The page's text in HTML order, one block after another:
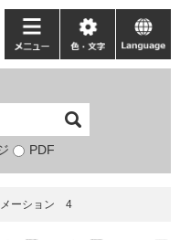
PDF
メ
ニ
ー
色・
文
language
メーション 4